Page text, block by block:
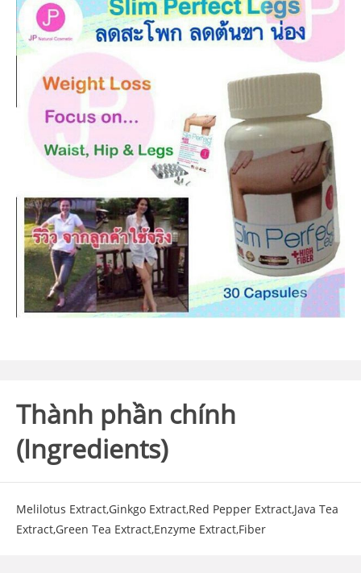
Thành phần chính
(Ingredients)
Melilotus Extract,Ginkgo Extract,Red Pepper Extract,Java Tea
Extract,Green Tea Extract,Enzyme Extract,Fiber